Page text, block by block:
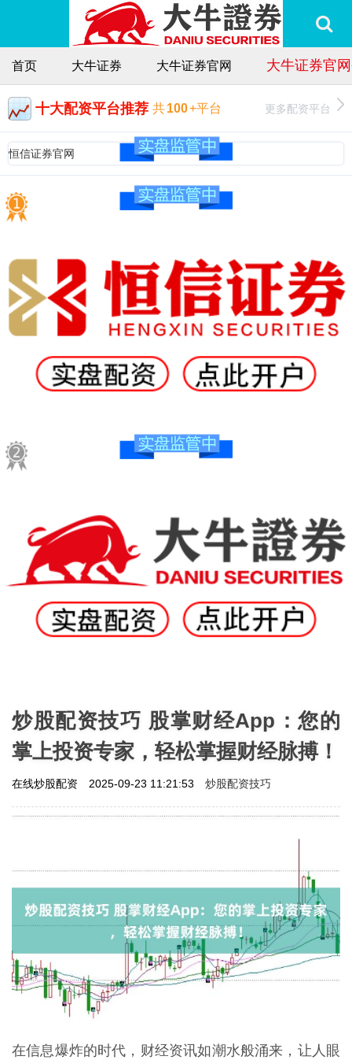
首页 大牛证券 大牛证券官网 大牛证券官
十大配资平台推荐 共100+平台 更多配资平台
恒信证券官网
炒股配资技巧 股掌财经App：您的
掌上投资专家，轻松掌握财经脉搏！
在线炒股配资 2025-09-23 11:21:53 炒股配资技巧
在信息爆炸的时代，财经资讯如潮水般涌来，让人眼